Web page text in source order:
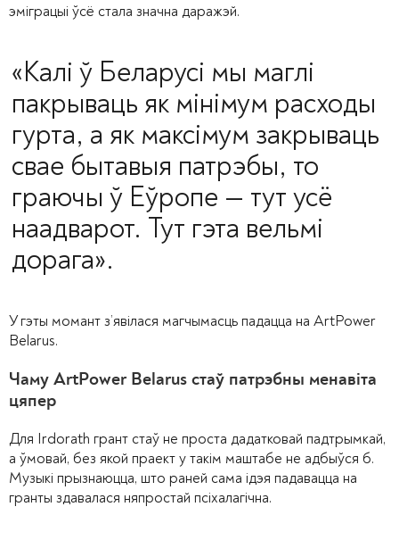
эміграцыі ўсё стала значна даражэй.
«Калі ў Беларусі мы маглі
пакрываць як мінімум расходы
гурта, а як максімум закрываць
свае бытавыя патрэбы, то
граючы ў Еўропе — тут усё
наадварот. Тут гэта вельмі
дорага».
У гэты момант з’явілася магчымасць падацца на ArtPower
Belarus.
Чаму ArtPower Belarus стаў патрэбны менавіта
цяпер
Для Irdorath грант стаў не проста дадатковай падтрымкай,
а ўмовай, без якой праект у такім маштабе не адбыўся б.
Музыкі прызнаюцца, што раней сама ідэя падавацца на
гранты здавалася няпростай псіхалагічна.